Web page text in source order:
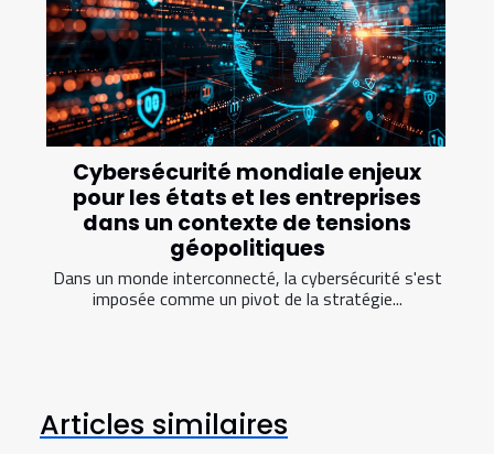
Cybersécurité mondiale enjeux
pour les états et les entreprises
dans un contexte de tensions
géopolitiques
Dans un monde interconnecté, la cybersécurité s'est
imposée comme un pivot de la stratégie...
Articles similaires